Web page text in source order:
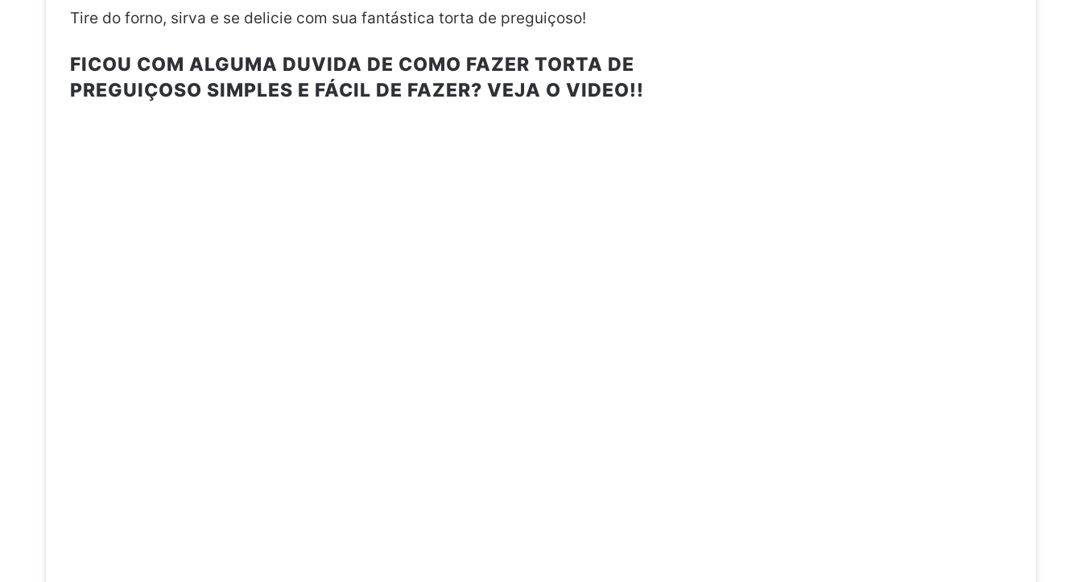
Tire do forno, sirva e se delicie com sua fantástica torta de preguiçoso!
FICOU COM ALGUMA DUVIDA DE COMO FAZER TORTA DE
PREGUIÇOSO SIMPLES E FÁCIL DE FAZER? VEJA O VIDEO!!